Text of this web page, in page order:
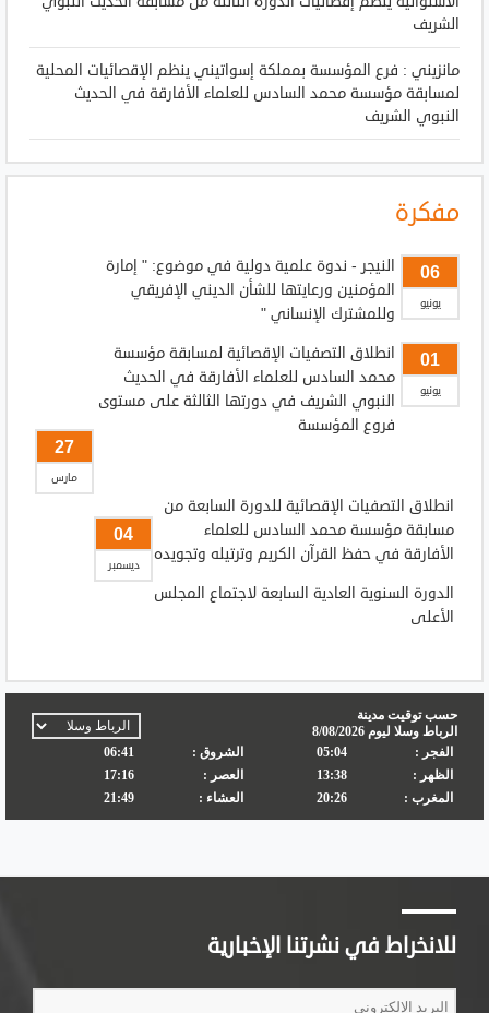
الشريف
مانزيني : فرع المؤسسة بمملكة إسواتيني ينظم الإقصائيات المحلية
لمسابقة مؤسسة محمد السادس للعلماء الأفارقة في الحديث
النبوي الشريف
مفكرة
06
يونيو
النيجر - ندوة علمية دولية في موضوع: " إمارة
المؤمنين ورعايتها للشأن الديني الإفريقي
وللمشترك الإنساني "
01
يونيو
انطلاق التصفيات الإقصائية لمسابقة مؤسسة
محمد السادس للعلماء الأفارقة في الحديث
النبوي الشريف في دورتها الثالثة على مستوى
فروع المؤسسة
27
مارس
انطلاق التصفيات الإقصائية للدورة السابعة من
مسابقة مؤسسة محمد السادس للعلماء
الأفارقة في حفظ القرآن الكريم وترتيله وتجويده
04
ديسمبر
الدورة السنوية العادية السابعة لاجتماع المجلس
الأعلى
للانخراط في نشرتنا الإخبارية